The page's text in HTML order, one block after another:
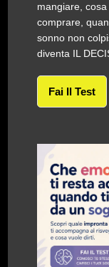
mangiare,
comprare,
sonno non
diventa IL
Fai Il Test